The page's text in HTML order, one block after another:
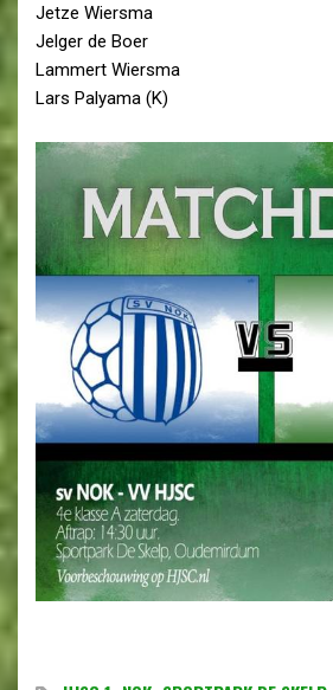
Jetze Wiersma
Jelger de Boer
Lammert Wiersma
Lars Palyama (K)